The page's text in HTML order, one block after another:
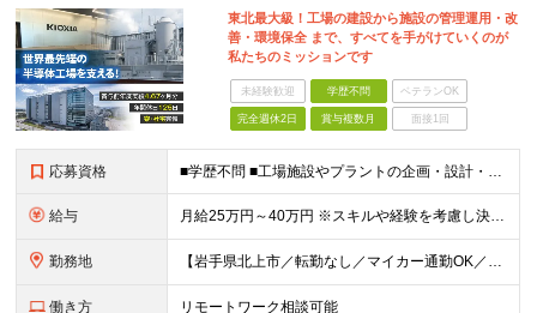
東北最大級！工場の建設から施設の管理運用・改
善・環境保全 まで、すべてを手がけていくのが
私たちのミッションです
未経験歓迎 学歴不問 ベテランOK
完全週休2日 賞与複数月 面接1回
応募資格 ■学歴不問 ■工場施設やプラントの企画・設計・施工管理経験がある方
給与 月給25万円～40万円 ※スキルや経験を考慮し決定いたします ★年収600万円以上での提示多数
勤務地 【岩手県北上市／転勤なし／マイカー通勤OK／会社最寄り駅から社員送迎バスあり】 ＜本社工場＞ 岩手県北上市北工業団地5-29 ★U・Iターン歓迎！ 引っ越し費用補助／自己負担2～3割の社宅制度があ
働き方 リモートワーク相談可能